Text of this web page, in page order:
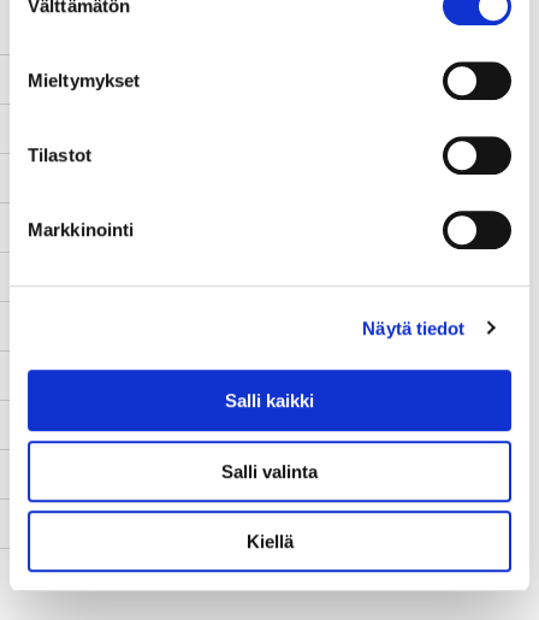
valinta
Välttämätön
Mieltymykset
Tilastot
Markkinointi
Näytä tiedot
Salli kaikki
Salli valinta
Kiellä
Mallastamon esiselvityshanke
Aloituspäivä
Tila
Kehittämistarve
Toimenpiteet
Kumppanit
Rahoittaja EMR flat rate 2014-2020